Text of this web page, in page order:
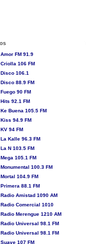
Amor FM 91.9
Criolla 106 FM
Disco 106.1
Disco 88.9 FM
Fuego 90 FM
Hits 92.1 FM
Ke Buena 105.5 FM
Kiss 94.9 FM
KV 94 FM
La Kalle 96.3 FM
La N 103.5 FM
Mega 105.1 FM
Monumental 100.3 FM
Mortal 104.9 FM
Primera 88.1 FM
Radio Amistad 1090 AM
Radio Comercial 1010
Radio Merengue 1210 AM
Radio Universal 98.1 FM
Radio Universal 98.1 FM
Suave 107 FM